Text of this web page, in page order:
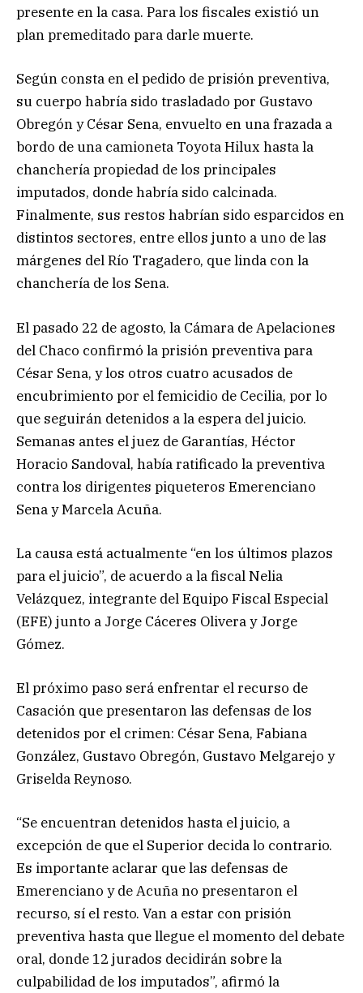
presente en la casa. Para los fiscales existió un
plan premeditado para darle muerte.
Según consta en el pedido de prisión preventiva,
su cuerpo habría sido trasladado por Gustavo
Obregón y César Sena, envuelto en una frazada a
bordo de una camioneta Toyota Hilux hasta la
chanchería propiedad de los principales
imputados, donde habría sido calcinada.
Finalmente, sus restos habrían sido esparcidos en
distintos sectores, entre ellos junto a uno de las
márgenes del Río Tragadero, que linda con la
chanchería de los Sena.
El pasado 22 de agosto, la Cámara de Apelaciones
del Chaco confirmó la prisión preventiva para
César Sena, y los otros cuatro acusados de
encubrimiento por el femicidio de Cecilia, por lo
que seguirán detenidos a la espera del juicio.
Semanas antes el juez de Garantías, Héctor
Horacio Sandoval, había ratificado la preventiva
contra los dirigentes piqueteros Emerenciano
Sena y Marcela Acuña.
La causa está actualmente “en los últimos plazos
para el juicio”, de acuerdo a la fiscal Nelia
Velázquez, integrante del Equipo Fiscal Especial
(EFE) junto a Jorge Cáceres Olivera y Jorge
Gómez.
El próximo paso será enfrentar el recurso de
Casación que presentaron las defensas de los
detenidos por el crimen: César Sena, Fabiana
González, Gustavo Obregón, Gustavo Melgarejo y
Griselda Reynoso.
“Se encuentran detenidos hasta el juicio, a
excepción de que el Superior decida lo contrario.
Es importante aclarar que las defensas de
Emerenciano y de Acuña no presentaron el
recurso, sí el resto. Van a estar con prisión
preventiva hasta que llegue el momento del debate
oral, donde 12 jurados decidirán sobre la
culpabilidad de los imputados”, afirmó la